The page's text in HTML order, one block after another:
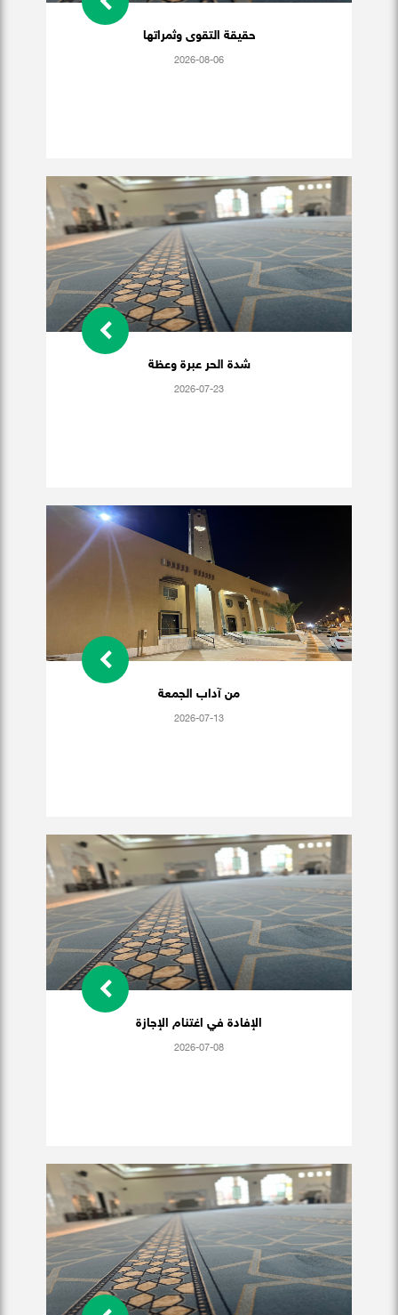
حقيقة التقوى وثمراتها
2026-08-06
شدة الحر عبرة وعظة
2026-07-23
من آداب الجمعة
2026-07-13
الإفادة في اغتنام الإجازة
2026-07-08